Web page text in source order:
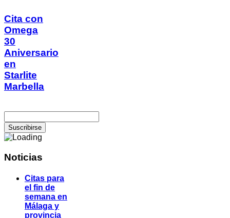
Cita con
Omega
30
Aniversario
en
Starlite
Marbella
Noticias
Citas para
el fin de
semana en
Málaga y
provincia